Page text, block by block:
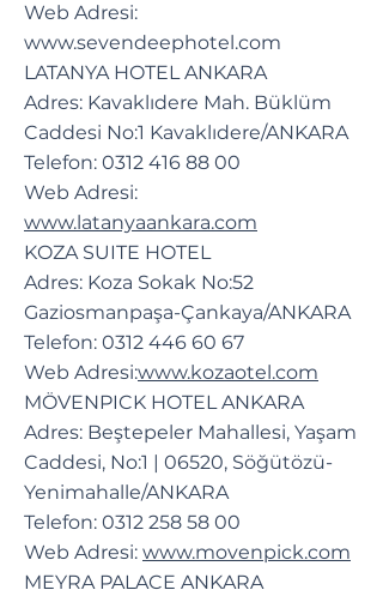
Web Adresi:
www.sevendeephotel.com
LATANYA HOTEL ANKARA
Adres: Kavaklıdere Mah. Büklüm
Caddesi No:1 Kavaklıdere/ANKARA
Telefon: 0312 416 88 00
Web Adresi:
www.latanyaankara.com
KOZA SUITE HOTEL
Adres: Koza Sokak No:52
Gaziosmanpaşa-Çankaya/ANKARA
Telefon: 0312 446 60 67
Web Adresi:www.kozaotel.com
MÖVENPICK HOTEL ANKARA
Adres: Beştepeler Mahallesi, Yaşam
Caddesi, No:1 | 06520, Söğütözü-
Yenimahalle/ANKARA
Telefon: 0312 258 58 00
Web Adresi: www.movenpick.com
MEYRA PALACE ANKARA